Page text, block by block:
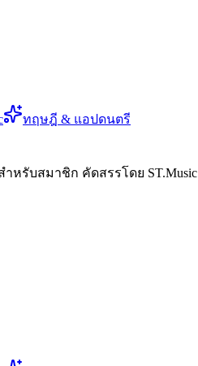
ทฤษฎี & แอปดนตรี
หรับสมาชิก คัดสรรโดย ST.Music